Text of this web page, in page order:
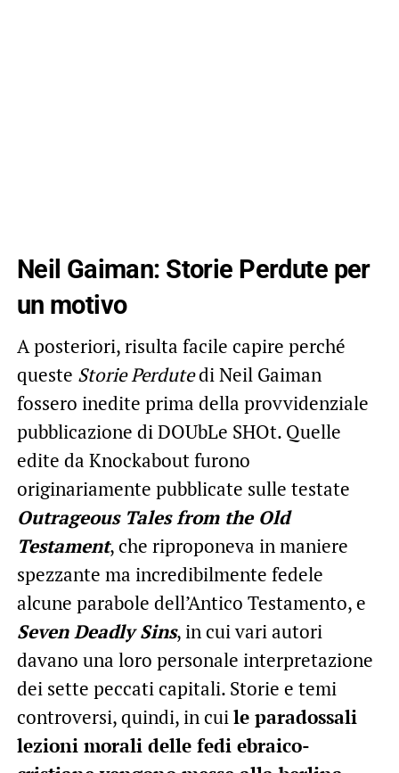
Neil Gaiman: Storie Perdute per
un motivo
A posteriori, risulta facile capire perché
queste Storie Perdutedi Neil Gaiman
fossero inedite prima della provvidenziale
pubblicazione di DOUbLe SHOt. Quelle
edite da Knockabout furono
originariamente pubblicate sulle testate
Outrageous Tales from the Old
Testament, che riproponeva in maniere
spezzante ma incredibilmente fedele
alcune parabole dell’Antico Testamento, e
Seven Deadly Sins, in cui vari autori
davano una loro personale interpretazione
dei sette peccati capitali. Storie e temi
controversi, quindi, in cuile paradossali
lezioni morali delle fedi ebraico-